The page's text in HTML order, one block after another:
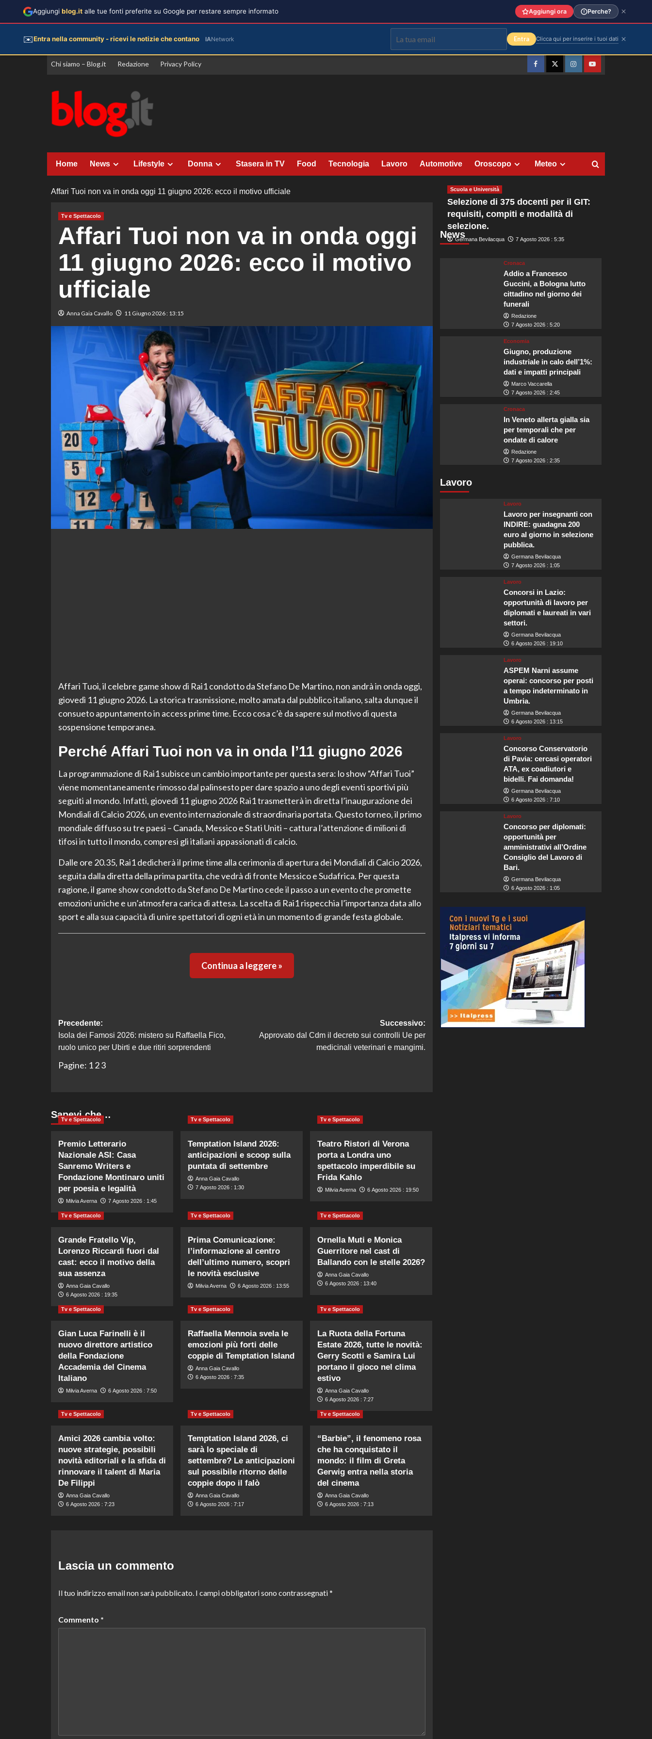
Vai
Chi siamo – Blog.it Redazione Privacy Policy
FacebookTwitterInstagramYouTube
Home News Lifestyle Donna Stasera in TV Food Tecnologia Lavoro Automotive Oroscopo Meteo
Affari Tuoi non va in onda oggi 11 giugno 2026: ecco il motivo ufficiale
Tv e Spettacolo
Affari Tuoi non va in onda oggi
11 giugno 2026: ecco il motivo
ufficiale
Anna Gaia Cavallo 11 Giugno 2026 : 13:15
Affari Tuoi, il celebre game show di Rai1 condotto da Stefano De Martino, non andrà in onda oggi,
giovedì 11 giugno 2026. La storica trasmissione, molto amata dal pubblico italiano, salta dunque il
consueto appuntamento in access prime time. Ecco cosa c’è da sapere sul motivo di questa
sospensione temporanea.
Perché Affari Tuoi non va in onda l’11 giugno 2026
La programmazione di Rai1 subisce un cambio importante per questa sera: lo show “Affari Tuoi”
viene momentaneamente rimosso dal palinsesto per dare spazio a uno degli eventi sportivi più
seguiti al mondo. Infatti, giovedì 11 giugno 2026 Rai1 trasmetterà in diretta l’inaugurazione dei
Mondiali di Calcio 2026, un evento internazionale di straordinaria portata. Questo torneo, il primo
mondiale diffuso su tre paesi – Canada, Messico e Stati Uniti – cattura l’attenzione di milioni di
tifosi in tutto il mondo, compresi gli italiani appassionati di calcio.
Dalle ore 20.35, Rai1 dedicherà il prime time alla cerimonia di apertura dei Mondiali di Calcio 2026,
seguita dalla diretta della prima partita, che vedrà di fronte Messico e Sudafrica. Per questa
ragione, il game show condotto da Stefano De Martino cede il passo a un evento che promette
emozioni uniche e un’atmosfera carica di attesa. La scelta di Rai1 rispecchia l’importanza data allo
sport e alla sua capacità di unire spettatori di ogni età in un momento di grande festa globale.
Continua a leggere »
Navigazione
articolo
Precedente:
Isola dei Famosi 2026: mistero su Raffaella Fico,
ruolo unico per Ubirti e due ritiri sorprendenti
Successivo:
Approvato dal Cdm il decreto sui controlli Ue per
medicinali veterinari e mangimi.
Pagine: 1 2 3
Sapevi che…
Tv e Spettacolo
Premio Letterario
Nazionale ASI: Casa
Sanremo Writers e
Fondazione Montinaro uniti
per poesia e legalità
Milvia Averna 7 Agosto 2026 : 1:45
Tv e Spettacolo
Temptation Island 2026:
anticipazioni e scoop sulla
puntata di settembre
Anna Gaia Cavallo
7 Agosto 2026 : 1:30
Tv e Spettacolo
Teatro Ristori di Verona
porta a Londra uno
spettacolo imperdibile su
Frida Kahlo
Milvia Averna 6 Agosto 2026 : 19:50
Tv e Spettacolo
Grande Fratello Vip,
Lorenzo Riccardi fuori dal
cast: ecco il motivo della
sua assenza
Anna Gaia Cavallo
6 Agosto 2026 : 19:35
Tv e Spettacolo
Prima Comunicazione:
l’informazione al centro
dell’ultimo numero, scopri
le novità esclusive
Milvia Averna 6 Agosto 2026 : 13:55
Tv e Spettacolo
Ornella Muti e Monica
Guerritore nel cast di
Ballando con le stelle 2026?
Anna Gaia Cavallo
6 Agosto 2026 : 13:40
Tv e Spettacolo
Gian Luca Farinelli è il
nuovo direttore artistico
della Fondazione
Accademia del Cinema
Italiano
Milvia Averna 6 Agosto 2026 : 7:50
Tv e Spettacolo
Raffaella Mennoia svela le
emozioni più forti delle
coppie di Temptation Island
Anna Gaia Cavallo
6 Agosto 2026 : 7:35
Tv e Spettacolo
La Ruota della Fortuna
Estate 2026, tutte le novità:
Gerry Scotti e Samira Lui
portano il gioco nel clima
estivo
Anna Gaia Cavallo
6 Agosto 2026 : 7:27
Tv e Spettacolo
Amici 2026 cambia volto:
nuove strategie, possibili
novità editoriali e la sfida di
rinnovare il talent di Maria
De Filippi
Anna Gaia Cavallo
6 Agosto 2026 : 7:23
Tv e Spettacolo
Temptation Island 2026, ci
sarà lo speciale di
settembre? Le anticipazioni
sul possibile ritorno delle
coppie dopo il falò
Anna Gaia Cavallo
6 Agosto 2026 : 7:17
Tv e Spettacolo
“Barbie”, il fenomeno rosa
che ha conquistato il
mondo: il film di Greta
Gerwig entra nella storia
del cinema
Anna Gaia Cavallo
6 Agosto 2026 : 7:13
Lascia un commento
Il tuo indirizzo email non sarà pubblicato. I campi obbligatori sono contrassegnati*
Commento *
News
Scuola e Università
Selezione di 375 docenti per il GIT:
requisiti, compiti e modalità di
selezione.
Germana Bevilacqua 7 Agosto 2026 : 5:35
Cronaca
Addio a Francesco
Guccini, a Bologna lutto
cittadino nel giorno dei
funerali
Redazione
7 Agosto 2026 : 5:20
Economia
Giugno, produzione
industriale in calo dell’1%:
dati e impatti principali
Marco Vaccarella
7 Agosto 2026 : 2:45
Cronaca
In Veneto allerta gialla sia
per temporali che per
ondate di calore
Redazione
7 Agosto 2026 : 2:35
Lavoro
Lavoro
Lavoro per insegnanti con
INDIRE: guadagna 200
euro al giorno in selezione
pubblica.
Germana Bevilacqua
7 Agosto 2026 : 1:05
Lavoro
Concorsi in Lazio:
opportunità di lavoro per
diplomati e laureati in vari
settori.
Germana Bevilacqua
6 Agosto 2026 : 19:10
Lavoro
ASPEM Narni assume
operai: concorso per posti
a tempo indeterminato in
Umbria.
Germana Bevilacqua
6 Agosto 2026 : 13:15
Lavoro
Concorso Conservatorio
di Pavia: cercasi operatori
ATA, ex coadiutori e
bidelli. Fai domanda!
Germana Bevilacqua
6 Agosto 2026 : 7:10
Lavoro
Concorso per diplomati:
opportunità per
amministrativi all’Ordine
Consiglio del Lavoro di
Bari.
Germana Bevilacqua
6 Agosto 2026 : 1:05
Aggiungi blog.it alle tue fonti preferite su Google per restare sempre informato Aggiungi ora Perche?
✉️Entra nella community - ricevi le notizie che contano IANetwork Entra Clicca qui per inserire i tuoi dati